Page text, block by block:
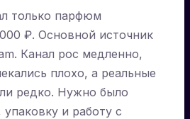
только парфюм
₽. Основной источник
Канал рос медленно,
плохо, а реальные
редко. Нужно было
и работу с